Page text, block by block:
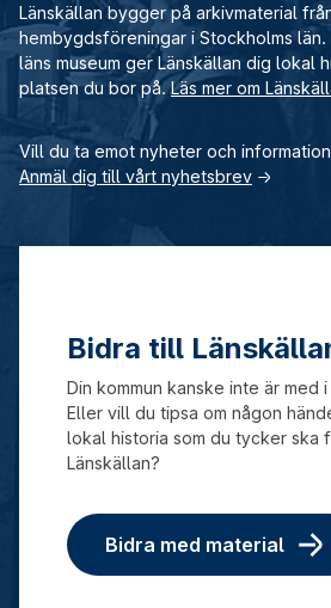
Länskällan bygger på arkivmaterial
hembygdsföreningar i Stockholms län.
läns museum ger Länskällan dig lokal
platsen du bor på.Läs mer om
Vill du ta emot nyheter och
Anmäl dig till vårt nyhetsbrev →
Bidra till
Din kommun kanske inte är med
Eller vill du tipsa om någon
lokal historia som du tycker ska
Länskällan?
Bidra med material